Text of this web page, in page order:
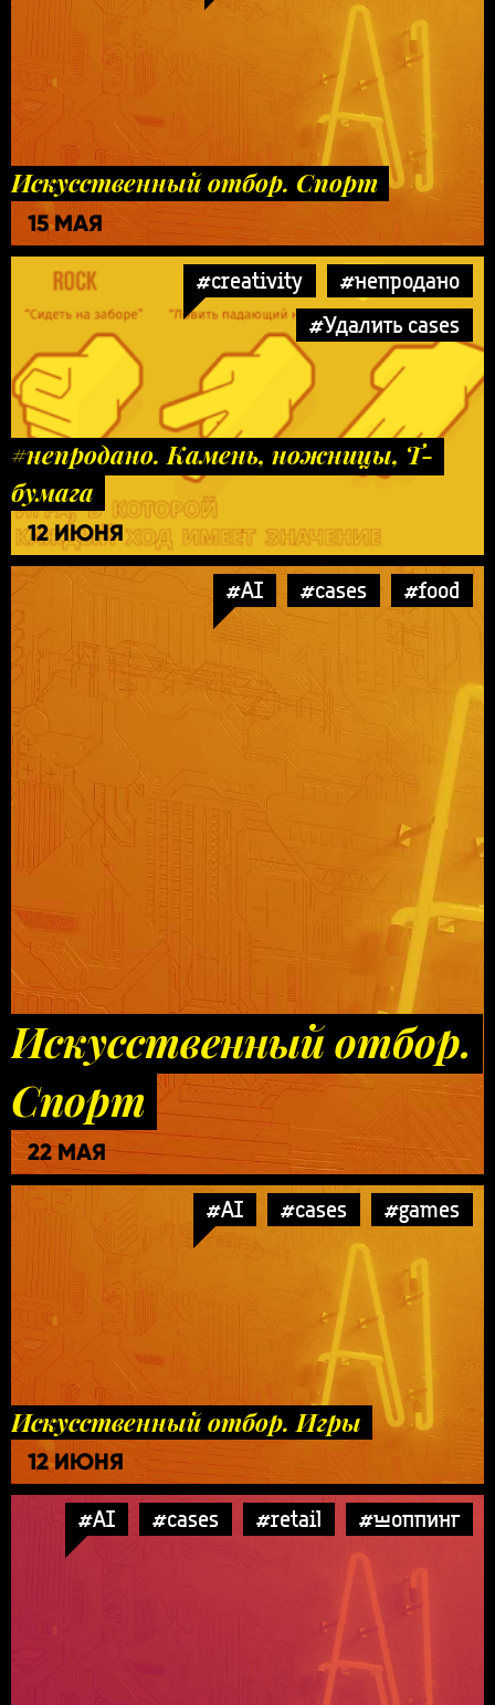
Искусственный отбор. Спорт
15 МАЯ
#creativity
#непродано
#Удалить cases
#непродано. Камень, ножницы, Т-
бумага
12 ИЮНЯ
#AI #cases #food
Искусственный отбор.
Спорт
22 МАЯ
#AI #cases #games
Искусственный отбор. Игры
12 ИЮНЯ
#AI #cases #retail #шоппинг